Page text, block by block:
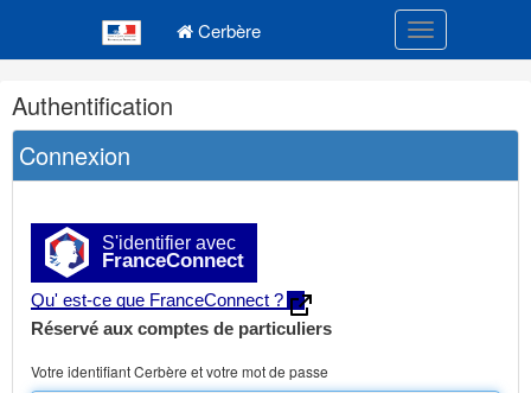
Cerbère Toggle
Navigation
et
outils
annexes
Authentification
Connexion
S'identifier avec
FranceConnect
Qu' est-ce que FranceConnect ?
Réservé aux comptes de particuliers
Votre identifiant Cerbère et votre mot de passe